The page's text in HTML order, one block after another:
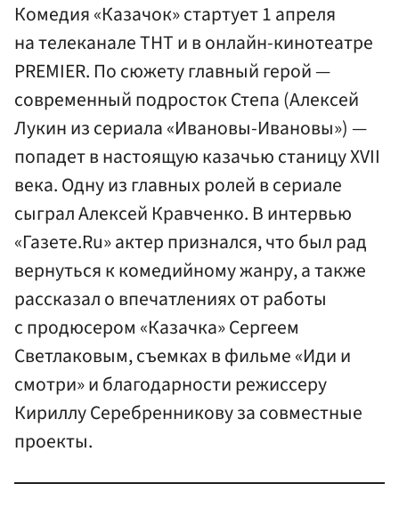
Комедия «Казачок» стартует 1 апреля
на телеканале ТНТ и в онлайн-кинотеатре
PREMIER. По сюжету главный герой —
современный подросток Степа (Алексей
Лукин из сериала «Ивановы-Ивановы») —
попадет в настоящую казачью станицу XVII
века. Одну из главных ролей в сериале
сыграл Алексей Кравченко. В интервью
«Газете.Ru» актер признался, что был рад
вернуться к комедийному жанру, а также
рассказал о впечатлениях от работы
с продюсером «Казачка» Сергеем
Светлаковым, съемках в фильме «Иди и
смотри» и благодарности режиссеру
Кириллу Серебренникову за совместные
проекты.